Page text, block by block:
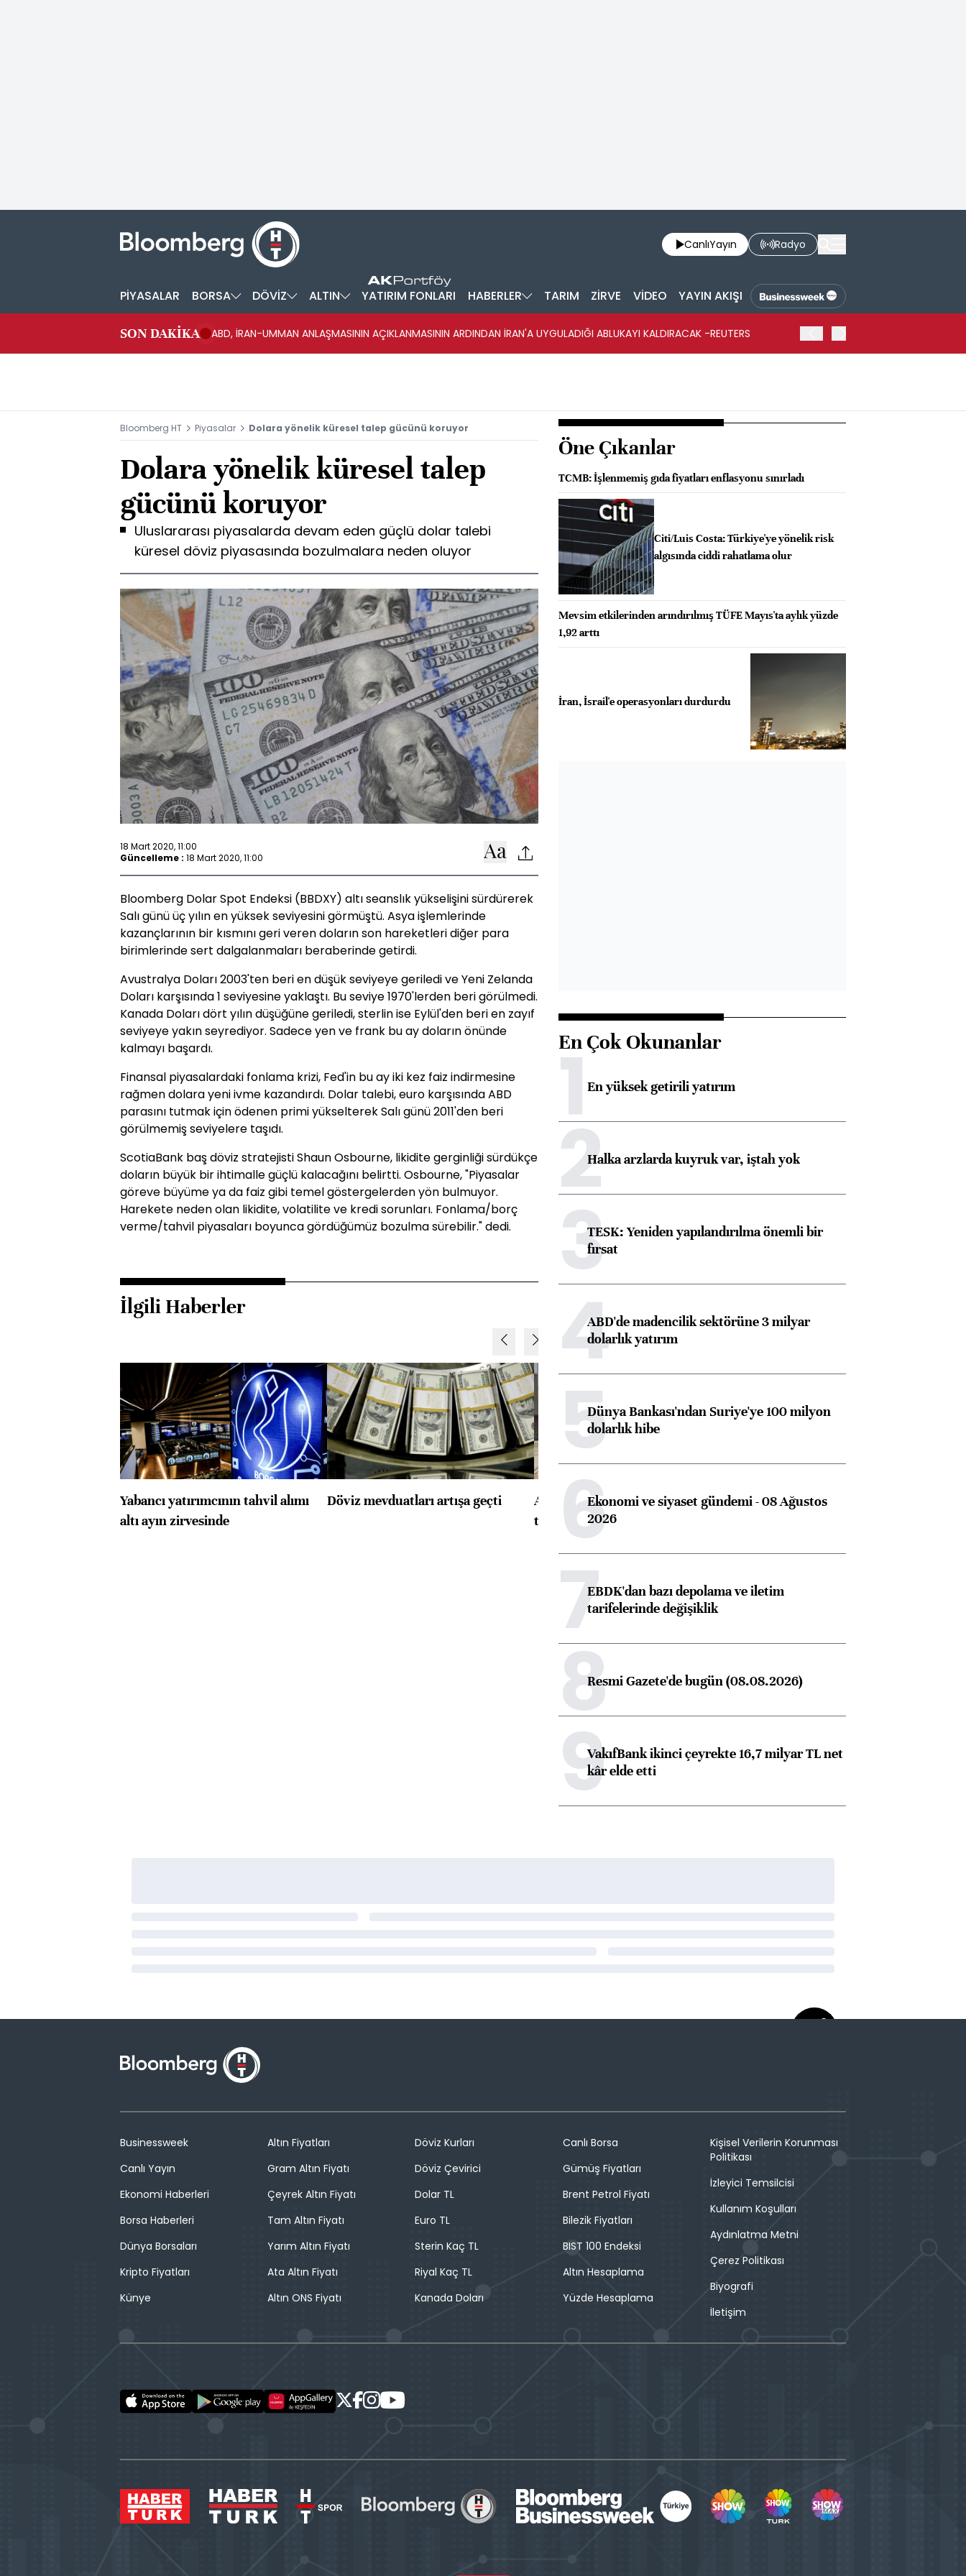
CanlıYayın Radyo
PİYASALAR BORSA DÖVİZ ALTIN YATIRIM FONLARI HABERLER TARIM ZİRVE VİDEO YAYIN AKIŞI
SON DAKİKA ABD, İRAN-UMMAN ANLAŞMASININ AÇIKLANMASININ ARDINDAN İRAN'A UYGULADIĞI ABLUKAYI KALDIRACAK -REUTERS
Bloomberg HT Piyasalar Dolara yönelik küresel talep gücünü koruyor
Dolara yönelik küresel talep
gücünü koruyor
Uluslararası piyasalarda devam eden güçlü dolar talebi
küresel döviz piyasasında bozulmalara neden oluyor
18 Mart 2020, 11:00
Güncelleme : 18 Mart 2020, 11:00
Bloomberg Dolar Spot Endeksi (BBDXY) altı seanslık yükselişini sürdürerek
Salı günü üç yılın en yüksek seviyesini görmüştü. Asya işlemlerinde
kazançlarının bir kısmını geri veren doların son hareketleri diğer para
birimlerinde sert dalgalanmaları beraberinde getirdi.
Avustralya Doları 2003'ten beri en düşük seviyeye geriledi ve Yeni Zelanda
Doları karşısında 1 seviyesine yaklaştı. Bu seviye 1970'lerden beri görülmedi.
Kanada Doları dört yılın düşüğüne geriledi, sterlin ise Eylül'den beri en zayıf
seviyeye yakın seyrediyor. Sadece yen ve frank bu ay doların önünde
kalmayı başardı.
Finansal piyasalardaki fonlama krizi, Fed'in bu ay iki kez faiz indirmesine
rağmen dolara yeni ivme kazandırdı. Dolar talebi, euro karşısında ABD
parasını tutmak için ödenen primi yükselterek Salı günü 2011'den beri
görülmemiş seviyelere taşıdı.
ScotiaBank baş döviz stratejisti Shaun Osbourne, likidite gerginliği sürdükçe
doların büyük bir ihtimalle güçlü kalacağını belirtti. Osbourne, "Piyasalar
göreve büyüme ya da faiz gibi temel göstergelerden yön bulmuyor.
Harekete neden olan likidite, volatilite ve kredi sorunları. Fonlama/borç
verme/tahvil piyasaları boyunca gördüğümüz bozulma sürebilir." dedi.
İlgili Haberler
Yabancı yatırımcının tahvil alımı
altı ayın zirvesinde
Döviz mevduatları artışa geçti
ABD'de konut başlangıçları
toparlandı
konusunda Unicredit ile
görüşmelere hazırlanıyor
Öne Çıkanlar
TCMB: İşlenmemiş gıda fiyatları enflasyonu sınırladı
Citi/Luis Costa: Türkiye'ye yönelik risk
algısında ciddi rahatlama olur
Mevsim etkilerinden arındırılmış TÜFE Mayıs'ta aylık yüzde
1,92 arttı
İran, İsrail'e operasyonları durdurdu
En Çok Okunanlar
1En yüksek getirili yatırım
2Halka arzlarda kuyruk var, iştah yok
3TESK: Yeniden yapılandırılma önemli bir
fırsat
4ABD'de madencilik sektörüne 3 milyar
dolarlık yatırım
5Dünya Bankası'ndan Suriye'ye 100 milyon
dolarlık hibe
6Ekonomi ve siyaset gündemi - 08 Ağustos
2026
7EBDK'dan bazı depolama ve iletim
tarifelerinde değişiklik
8Resmi Gazete'de bugün (08.08.2026)
9VakıfBank ikinci çeyrekte 16,7 milyar TL net
kâr elde etti
Businessweek
Canlı Yayın
Ekonomi Haberleri
Borsa Haberleri
Dünya Borsaları
Kripto Fiyatları
Künye
Altın Fiyatları
Gram Altın Fiyatı
Çeyrek Altın Fiyatı
Tam Altın Fiyatı
Yarım Altın Fiyatı
Ata Altın Fiyatı
Altın ONS Fiyatı
Döviz Kurları
Döviz Çevirici
Dolar TL
Euro TL
Sterin Kaç TL
Riyal Kaç TL
Kanada Doları
Canlı Borsa
Gümüş Fiyatları
Brent Petrol Fiyatı
Bilezik Fiyatları
BIST 100 Endeksi
Altın Hesaplama
Yüzde Hesaplama
Kişisel Verilerin Korunması
Politikası
İzleyici Temsilcisi
Kullanım Koşulları
Aydınlatma Metni
Çerez Politikası
Biyografi
İletişim